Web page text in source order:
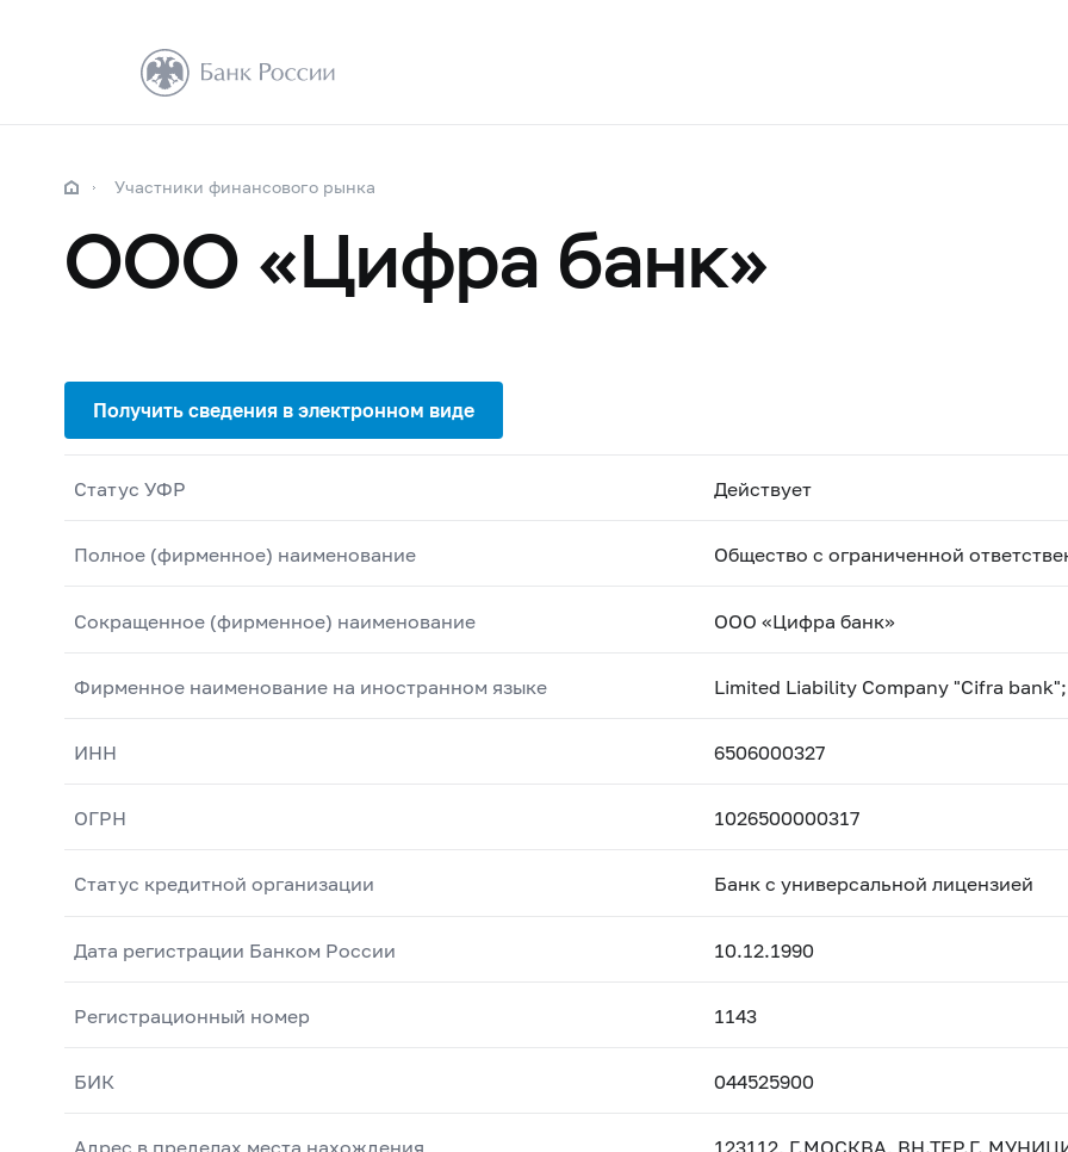
Участники финансового рынка
ООО «Цифра банк»
Статус УФР Действует
Полное (фирменное) наименование Общество с ограниченной
Сокращенное (фирменное) наименование ООО «Цифра банк»
Фирменное наименование на иностранном языке Limited Liability Company "Cifra
ИНН 6506000327
ОГРН 1026500000317
Статус кредитной организации Банк с универсальной лицензией
Дата регистрации Банком России 10.12.1990
Регистрационный номер 1143
БИК 044525900
Адрес в пределах места нахождения
123112, Г.МОСКВА, ВН.ТЕР.Г.